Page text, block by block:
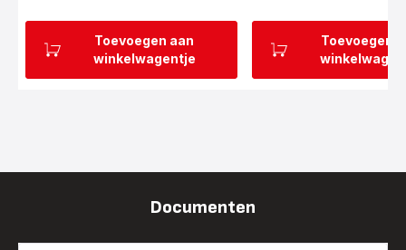
Toevoegen aan
winkelwagentje
Toevoegen
Documenten